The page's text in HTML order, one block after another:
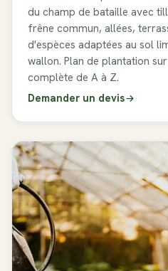
du champ de bataille avec
frêne commun, allées,
d'espèces adaptées au sol
wallon. Plan de plantation
complète de A à Z.
Demander un devis